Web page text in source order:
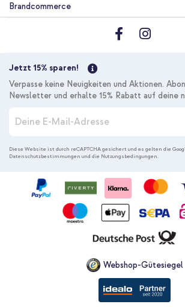
Brandcommerce
Jetzt 15% sparen!
Verpasse keine Neuigkeiten und Aktionen.
Newsletter und erhalte 15% Rabatt auf deine
d
e
Diese Website ist durch reCAPTCHA gesichert und es gelten die
Datenschutzbestimmungen und die Nutzungsbedingungen.
Webshop-Gütesiegel